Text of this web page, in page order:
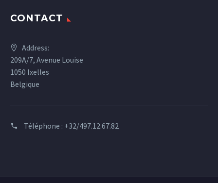
CONTACT
Address:
209A/7, Avenue Louise
1050 Ixelles
Belgique
Téléphone : +32/497.12.67.82